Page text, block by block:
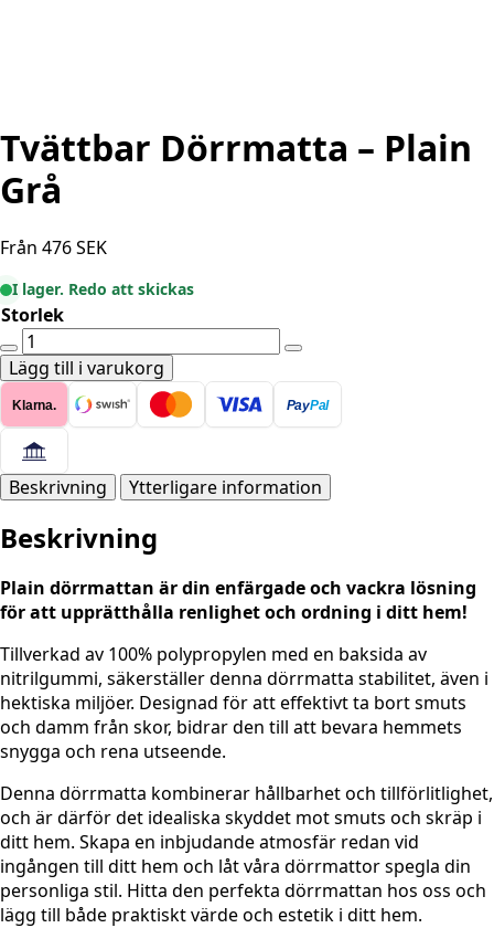
Tvättbar Dörrmatta – Plain
Grå
Från 476SEK
I lager. Redo att skickas
Storlek
Tvättbar
Dörrmatta
-
Plain
Grå
mängd
Lägg till i varukorg
Klarna. PayPal
Beskrivning Ytterligare information
Beskrivning
Plain dörrmattan är din enfärgade och vackra lösning
för att upprätthålla renlighet och ordning i ditt hem!
Tillverkad av 100% polypropylen med en baksida av
nitrilgummi, säkerställer denna dörrmatta stabilitet, även i
hektiska miljöer. Designad för att effektivt ta bort smuts
och damm från skor, bidrar den till att bevara hemmets
snygga och rena utseende.
Denna dörrmatta kombinerar hållbarhet och tillförlitlighet,
och är därför det idealiska skyddet mot smuts och skräp i
ditt hem. Skapa en inbjudande atmosfär redan vid
ingången till ditt hem och låt våra dörrmattor spegla din
personliga stil. Hitta den perfekta dörrmattan hos oss och
lägg till både praktiskt värde och estetik i ditt hem.